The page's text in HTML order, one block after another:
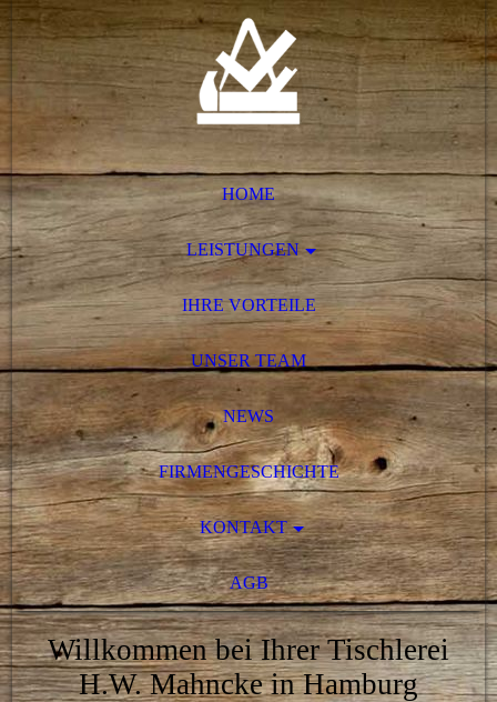
HOME
LEISTUNGEN
IHRE VORTEILE
UNSER TEAM
NEWS
FIRMENGESCHICHTE
KONTAKT
AGB
Willkommen bei Ihrer Tischlerei
H.W. Mahncke in Hamburg